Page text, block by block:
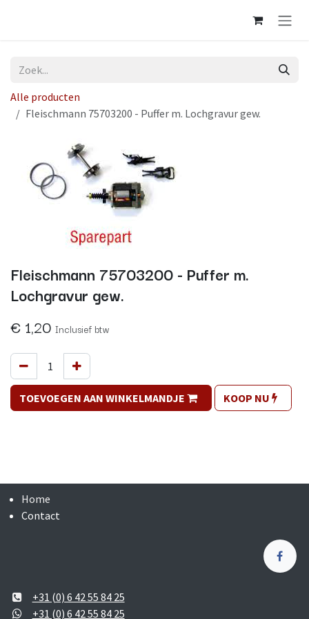
Alle producten
Fleischmann 75703200 - Puffer m. Lochgravur gew.
Fleischmann 75703200 - Puffer m.
Lochgravur gew.
€ 1,20 Inclusief btw
TOEVOEGEN AAN WINKELMANDJE KOOP NU
Home
Contact
+31 (0) 6 42 55 84 25
+31 (0) 6 42 55 84 25